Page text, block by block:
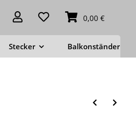
0,00 €
Stecker Balkonständer